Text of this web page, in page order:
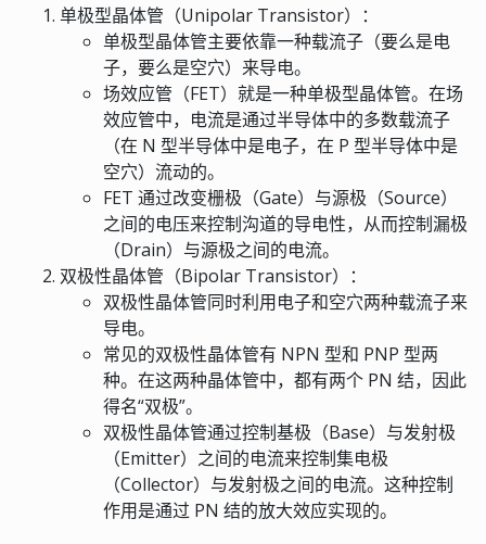
单极型晶体管（Unipolar Transistor）：
单极型晶体管主要依靠一种载流子（要么是电
子，要么是空穴）来导电。
场效应管（FET）就是一种单极型晶体管。在场
效应管中，电流是通过半导体中的多数载流子
（在 N 型半导体中是电子，在 P 型半导体中是
空穴）流动的。
FET 通过改变栅极（Gate）与源极（Source）
之间的电压来控制沟道的导电性，从而控制漏极
（Drain）与源极之间的电流。
双极性晶体管（Bipolar Transistor）：
双极性晶体管同时利用电子和空穴两种载流子来
导电。
常见的双极性晶体管有 NPN 型和 PNP 型两
种。在这两种晶体管中，都有两个 PN 结，因此
得名“双极”。
双极性晶体管通过控制基极（Base）与发射极
（Emitter）之间的电流来控制集电极
（Collector）与发射极之间的电流。这种控制
作用是通过 PN 结的放大效应实现的。